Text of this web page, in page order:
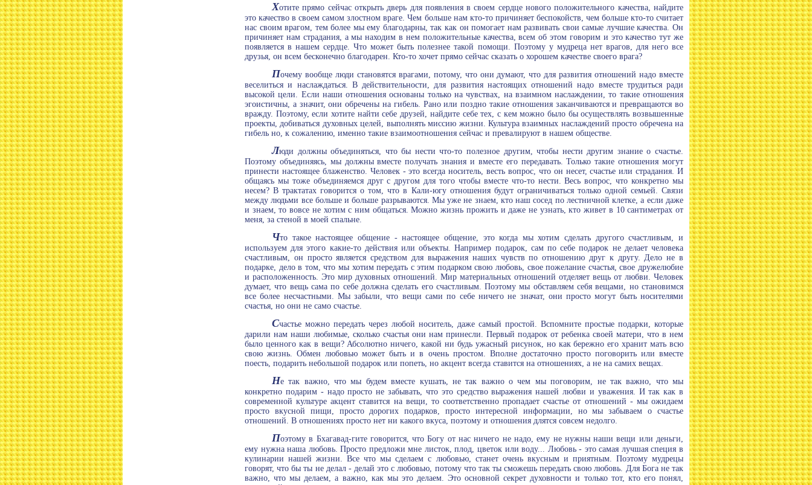
Хотите прямо сейчас открыть дверь для появления в своем сердце нового положительного качества, найдите
это качество в своем самом злостном враге. Чем больше нам кто-то причиняет беспокойств, чем больше кто-то считает
нас своим врагом, тем более мы ему благодарны, так как он помогает нам развивать свои самые лучшие качества. Он
причиняет нам страдания, а мы находим в нем положительные качества, всем об этом говорим и это качество тут же
появляется в нашем сердце. Что может быть полезнее такой помощи. Поэтому у мудреца нет врагов, для него все
друзья, он всем бесконечно благодарен. Кто-то хочет прямо сейчас сказать о хорошем качестве своего врага?
Почему вообще люди становятся врагами, потому, что они думают, что для развития отношений надо вместе
веселиться и наслаждаться. В действительности, для развития настоящих отношений надо вместе трудиться ради
высокой цели. Если наши отношения основаны только на чувствах, на взаимном наслаждении, то такие отношения
эгоистичны, а значит, они обречены на гибель. Рано или поздно такие отношения заканчиваются и превращаются во
вражду. Поэтому, если хотите найти себе друзей, найдите себе тех, с кем можно было бы осуществлять возвышенные
проекты, добиваться духовных целей, выполнять миссию жизни. Культура взаимных наслаждений просто обречена на
гибель но, к сожалению, именно такие взаимоотношения сейчас и превалируют в нашем обществе.
Люди должны объединяться, что бы нести что-то полезное другим, чтобы нести другим знание о счастье.
Поэтому объединяясь, мы должны вместе получать знания и вместе его передавать. Только такие отношения могут
принести настоящее блаженство. Человек - это всегда носитель, весть вопрос, что он несет, счастье или страдания. И
общаясь мы тоже объединяемся друг с другом для того чтобы вместе что-то нести. Весь вопрос, что конкретно мы
несем? В трактатах говорится о том, что в Кали-югу отношения будут ограничиваться только одной семьей. Связи
между людьми все больше и больше разрываются. Мы уже не знаем, кто наш сосед по лестничной клетке, а если даже
и знаем, то вовсе не хотим с ним общаться. Можно жизнь прожить и даже не узнать, кто живет в 10 сантиметрах от
меня, за стеной в моей спальне.
Что такое настоящее общение - настоящее общение, это когда мы хотим сделать другого счастливым, и
используем для этого какие-то действия или объекты. Например подарок, сам по себе подарок не делает человека
счастливым, он просто является средством для выражения наших чувств по отношению друг к другу. Дело не в
подарке, дело в том, что мы хотим передать с этим подарком свою любовь, свое пожелание счастья, свое дружелюбие
и расположенность. Это мир духовных отношений. Мир материальных отношений отделяет вещь от любви. Человек
думает, что вещь сама по себе должна сделать его счастливым. Поэтому мы обставляем себя вещами, но становимся
все более несчастными. Мы забыли, что вещи сами по себе ничего не значат, они просто могут быть носителями
счастья, но они не само счастье.
Счастье можно передать через любой носитель, даже самый простой. Вспомните простые подарки, которые
дарили нам наши любимые, сколько счастья они нам принесли. Первый подарок от ребенка своей матери, что в нем
было ценного как в вещи? Абсолютно ничего, какой ни будь ужасный рисунок, но как бережно его хранит мать всю
свою жизнь. Обмен любовью может быть и в очень простом. Вполне достаточно просто поговорить или вместе
поесть, подарить небольшой подарок или попеть, но акцент всегда ставится на отношениях, а не на самих вещах.
Не так важно, что мы будем вместе кушать, не так важно о чем мы поговорим, не так важно, что мы
конкретно подарим - надо просто не забывать, что это средство выражения нашей любви и уважения. И так как в
современной культуре акцент ставится на вещи, то соответственно пропадает счастье от отношений - мы ожидаем
просто вкусной пищи, просто дорогих подарков, просто интересной информации, но мы забываем о счастье
отношений. В отношениях просто нет ни какого вкуса, поэтому и отношения длятся совсем недолго.
Поэтому в Бхагавад-гите говорится, что Богу от нас ничего не надо, ему не нужны наши вещи или деньги,
ему нужна наша любовь. Просто предложи мне листок, плод, цветок или воду... Любовь - это самая лучшая специя в
кулинарии нашей жизни. Все что мы сделаем с любовью, станет очень вкусным и приятным. Поэтому мудрецы
говорят, что бы ты не делал - делай это с любовью, потому что так ты сможешь передать свою любовь. Для Бога не так
важно, что мы делаем, а важно, как мы это делаем. Это основной секрет духовности и только тот, кто его понял,